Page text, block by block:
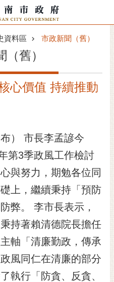
資料區 市政新聞（舊）
（舊）
心價值 持續推動
） 市長李孟諺今
第3季政風工作檢討
與努力，期勉各位同
上，繼續秉持「預防
弊。 李市長表示，
持著賴清德院長擔任
軸「清廉勤政，傳承
風同仁在清廉的部分
執行「防貪、反貪、